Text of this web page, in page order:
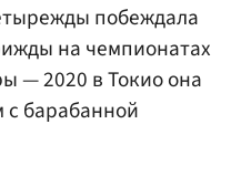
побеждала
на чемпионатах
— 2020 в Токио она
с барабанной